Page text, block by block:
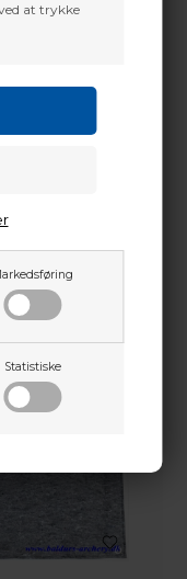
at trykke
Statistiske
TARGET PIN